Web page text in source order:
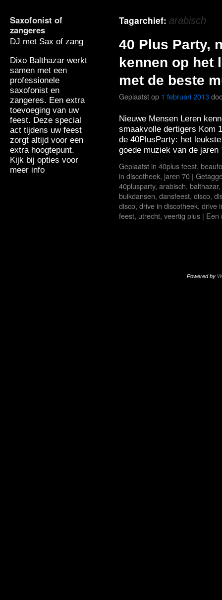
Saxofonist of
zangeres
DJ met Sax of zang
Dixo Balthazar werkt
samen met een
professionele
saxofonist en
zangeres. Een extra
toevoeging van uw
feest. Deze special
act tijdens uw feest
zorgt altijd voor een
extra hoogtepunt.
Kijk bij opties voor
meer info
Tagarchief: arabisch
40 Plus Party,
kennen op het
met de beste
Geplaatst op 1 februari 2013
Nieuwe Mensen Leren
smaakvolle dertigers Kom
de 40PlusParty: het
goede muziek van de
Geplaatst in 40plus feest,
in discotheek, jaren 70 |
40plusparty, arabisch, balthazar,
buikdansen, dansfeest, disco,
disco, drive in discotheek, drive
feest, utrecht, veertig plus | Een
Powered by